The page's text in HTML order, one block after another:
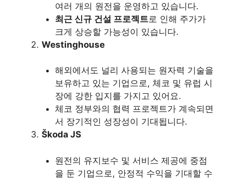
여러 개의 원전을 운영하고 있습니다.
최근 신규 건설 프로젝트로 인해 주가가
크게 상승할 가능성이 있습니다.
Westinghouse
해외에서도 널리 사용되는 원자력 기술을
보유하고 있는 기업으로, 체코 및 유럽 시
장에 강한 입지를 가지고 있어요.
체코 정부와의 협력 프로젝트가 계속되면
서 장기적인 성장성이 기대됩니다.
Škoda JS
원전의 유지보수 및 서비스 제공에 중점
을 둔 기업으로, 안정적 수익을 기대할 수